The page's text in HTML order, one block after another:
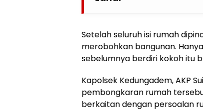
Setelah seluruh isi rumah
merobohkan bangunan.
sebelumnya berdiri kokoh itu
Kapolsek Kedungadem, AKP
pembongkaran rumah
berkaitan dengan persoalan